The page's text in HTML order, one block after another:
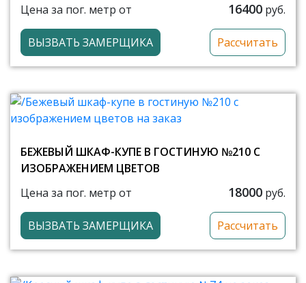
Цена за пог. метр от
16400 руб.
ВЫЗВАТЬ ЗАМЕРЩИКА Рассчитать
БЕЖЕВЫЙ ШКАФ-КУПЕ В ГОСТИНУЮ №210 С
ИЗОБРАЖЕНИЕМ ЦВЕТОВ
Цена за пог. метр от
18000 руб.
ВЫЗВАТЬ ЗАМЕРЩИКА Рассчитать